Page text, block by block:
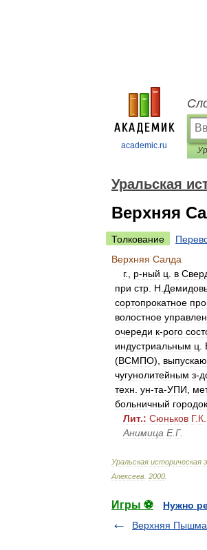
academic.ru
Уральская
Верхняя
Толкование
Верхняя Салда
г., р-ный ц в
при стр Н
сортопрокатное
волостное
очереди к-рого
индустриальным ц
(ВСМПО),
чугунолитейным з-
техн ун-та-УПИ мет
больничный городок
Лит.: Сюньков Г.К
Анимица Е.Г.
Уральская историческая
Алексеев 2000
Игры ⚽
Нужно
Верхняя Пышма